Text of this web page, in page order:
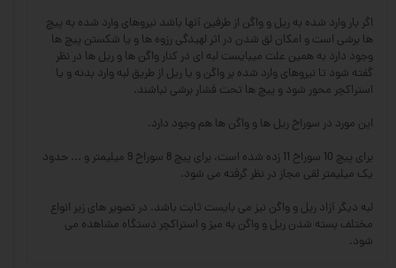
اگر بار وارد شده به ریل و واگن از طرفین آنها باشد نیروهای وارد شده به پیچ
ها برشی است و امکان لق شدن در اثر لهیدگی رزوه ها و یا شکستن پیچ ها
وجود دارد به همین علت میبایست لبه ای در کنار واگن ها و ریل ها در نظر
گفته شود تا نیروهای وارد شده بر واگن و یا ریل از طریق لبه وارد بدنه و یا
استراکچر محور شود و پیچ ها تحت فشار برشی نباشند.
این مورد در سوراخ ریل ها و واگن ها هم وجود دارد.
برای پیچ 10 سوراخ 11 زده شده است، برای پیچ 8 سوراخ 9 میلیمتر و ... حدود
یک میلیمتر لقی مجاز در نظر گرفته می شود.
لبه دیگر آزاد ریل و واگن نیز می بایست ثابت باشد. در تصویر های زیر انواع
مختلف بسته شدن ریل و واگن به میز و استراکچر دستگاه مشاهده می
شود.